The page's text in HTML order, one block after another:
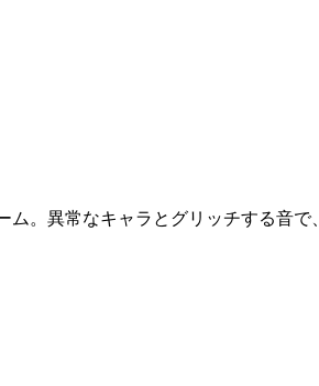
。異常なキャラとグリッチする音で